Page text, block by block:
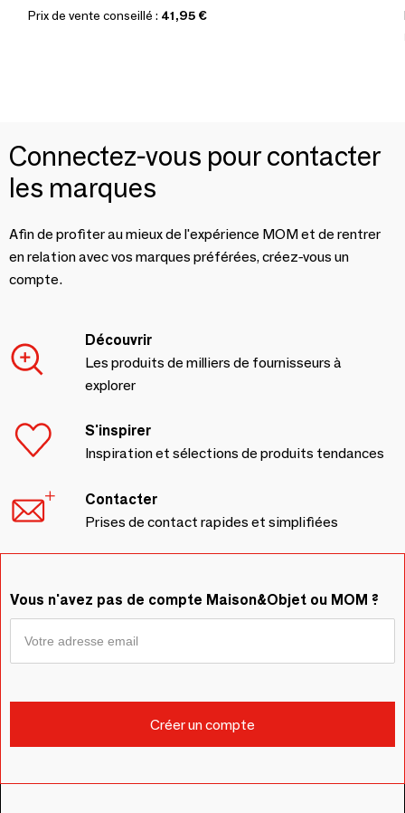
Prix de vente conseillé : 41,95 €
Connectez-vous pour contacter
les marques
Afin de profiter au mieux de l'expérience MOM et de rentrer
en relation avec vos marques préférées, créez-vous un
compte.
Découvrir
Les produits de milliers de fournisseurs à
explorer
S'inspirer
Inspiration et sélections de produits tendances
Contacter
Prises de contact rapides et simplifiées
Vous n'avez pas de compte Maison&Objet ou MOM ?